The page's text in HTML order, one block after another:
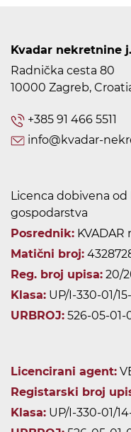
Kvadar nekretnine
Radnička cesta 80
10000 Zagreb,
+385 91 466 5511
info@kvadar-
Licenca dobivena od
gospodarstva
Posrednik:
Matični broj:
Reg. broj upisa: 20/
Klasa: UP/I-330-01/15-
URBROJ: 526-05-01-
Licencirani agent:
Registarski broj
Klasa: UP/I-330-01/